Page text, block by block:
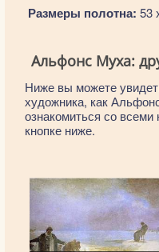
Размеры полотна: 53
Альфонс Муха:
Ниже вы можете
художника, как
ознакомиться со всеми
кнопке ниже.